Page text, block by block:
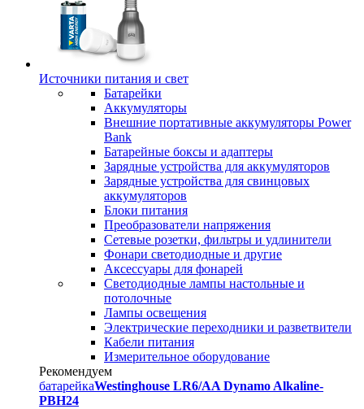
Источники питания и свет
Батарейки
Аккумуляторы
Внешние портативные аккумуляторы Power
Bank
Батарейные боксы и адаптеры
Зарядные устройства для аккумуляторов
Зарядные устройства для свинцовых
аккумуляторов
Блоки питания
Преобразователи напряжения
Сетевые розетки, фильтры и удлинители
Фонари светодиодные и другие
Аксессуары для фонарей
Светодиодные лампы настольные и
потолочные
Лампы освещения
Электрические переходники и разветвители
Кабели питания
Измерительное оборудование
Рекомендуем
батарейкаWestinghouse LR6/AA Dynamo Alkaline-
PBH24